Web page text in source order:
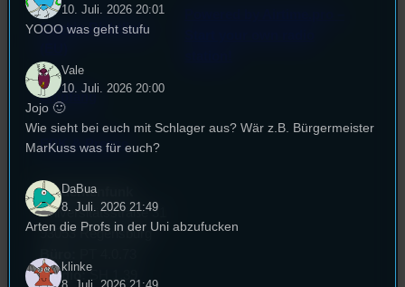
Cookie-Richtlinie
Empfang
EPK & Presse
Studentenfunk
Universitätsstraße 31
93053 Regensburg
Studio:SH 1.39
10. Juli. 2026 20:01
YOOO was geht stufu
Vale
10. Juli. 2026 20:00
Jojo 🙂
Wie sieht bei euch mit Schlager aus? Wär z.B. Bürgermeister
MarKuss was für euch?
DaBua
8. Juli. 2026 21:49
Arten die Profs in der Uni abzufucken
klinke